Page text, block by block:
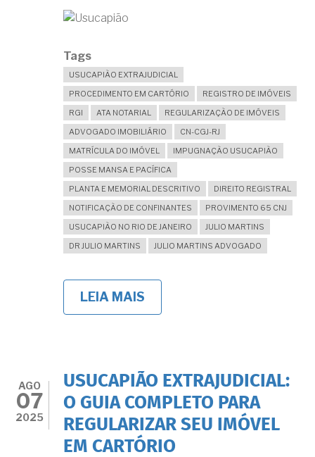
Tags
USUCAPIÃO EXTRAJUDICIAL
PROCEDIMENTO EM CARTÓRIO
REGISTRO DE IMÓVEIS
RGI
ATA NOTARIAL
REGULARIZAÇÃO DE IMÓVEIS
ADVOGADO IMOBILIÁRIO
CN-CGJ-RJ
MATRÍCULA DO IMÓVEL
IMPUGNAÇÃO USUCAPIÃO
POSSE MANSA E PACÍFICA
PLANTA E MEMORIAL DESCRITIVO
DIREITO REGISTRAL
NOTIFICAÇÃO DE CONFINANTES
PROVIMENTO 65 CNJ
USUCAPIÃO NO RIO DE JANEIRO
JULIO MARTINS
DR JULIO MARTINS
JULIO MARTINS ADVOGADO
LEIA MAIS
USUCAPIÃO
A
PASSO
DO
PROCEDIMENTO
CONFORME
AS
NORMAS
AGO
07
2025
USUCAPIÃO EXTRAJUDICIAL:
O GUIA COMPLETO PARA
REGULARIZAR SEU IMÓVEL
EM CARTÓRIO